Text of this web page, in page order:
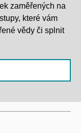
zaměřených na
které vám
vědy či splnit